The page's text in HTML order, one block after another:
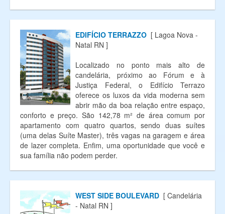
EDIFÍCIO TERRAZZO [ Lagoa Nova -
Natal RN ]
Localizado no ponto mais alto de
candelária, próximo ao Fórum e à
Justiça Federal, o Edifício Terrazo
oferece os luxos da vida moderna sem
abrir mão da boa relação entre espaço,
conforto e preço. São 142,78 m² de área comum por
apartamento com quatro quartos, sendo duas suítes
(uma delas Suíte Master), três vagas na garagem e área
de lazer completa. Enfim, uma oportunidade que você e
sua família não podem perder.
WEST SIDE BOULEVARD [ Candelária
- Natal RN ]